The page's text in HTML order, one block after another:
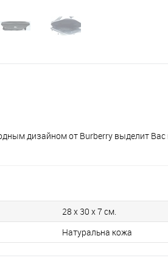
дизайном от Burberry выделит
28 х 30 x 7 см.
Натуральна кожа